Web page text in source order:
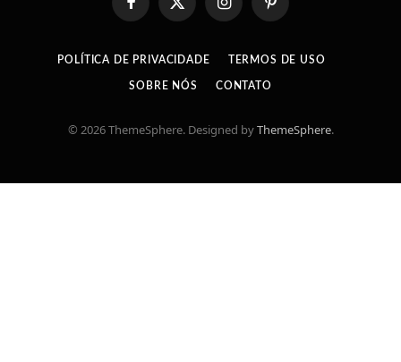
FacebookX
(Twitter)
InstagramPinterest
POLÍTICA DE PRIVACIDADE TERMOS DE USO
SOBRE NÓS CONTATO
© 2026 ThemeSphere. Designed byThemeSphere.